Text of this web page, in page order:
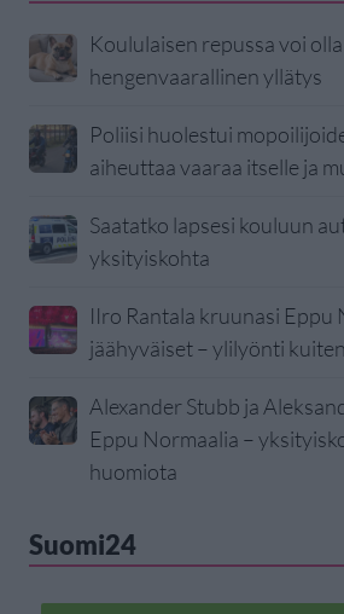
Koululaisen repussa voi
hengenvaarallinen yllätys
Poliisi huolestui
aiheuttaa vaaraa itselle ja
Saatatko lapsesi kouluun
yksityiskohta
IIro Rantala kruunasi Eppu
jäähyväiset – ylilyönti
Alexander Stubb ja
Eppu Normaalia –
huomiota
Suomi24